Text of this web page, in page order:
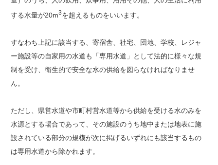
する水量が20m3を超えるものをいいます。
すなわち上記に該当する、寄宿舎、社宅、団地、学校、レジャ
ー施設等の自家用の水道も「専用水道」として法的に様々な規
制を受け、衛生的で安全な水の供給を図らなければなりませ
ん。
ただし、県営水道や市町村営水道等から供給を受ける水のみを
水源とする場合であって、その施設のうち地中または地表に施
設されている部分の規模が次に掲げるいずれにも該当するもの
は専用水道から除かれます。